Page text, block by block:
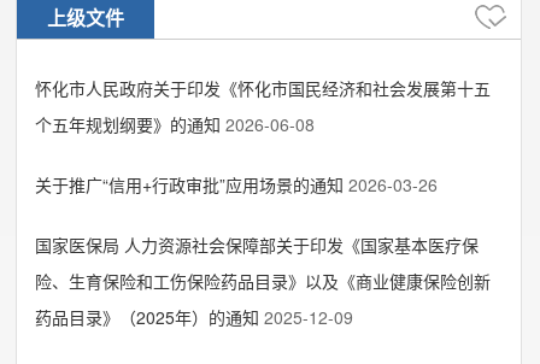
上级文件
怀化市人民政府关于印发《怀化市国民经济和社会发展第十五
个五年规划纲要》的通知 2026-06-08
关于推广“信用+行政审批”应用场景的通知 2026-03-26
国家医保局 人力资源社会保障部关于印发《国家基本医疗保
险、生育保险和工伤保险药品目录》以及《商业健康保险创新
药品目录》（2025年）的通知 2025-12-09